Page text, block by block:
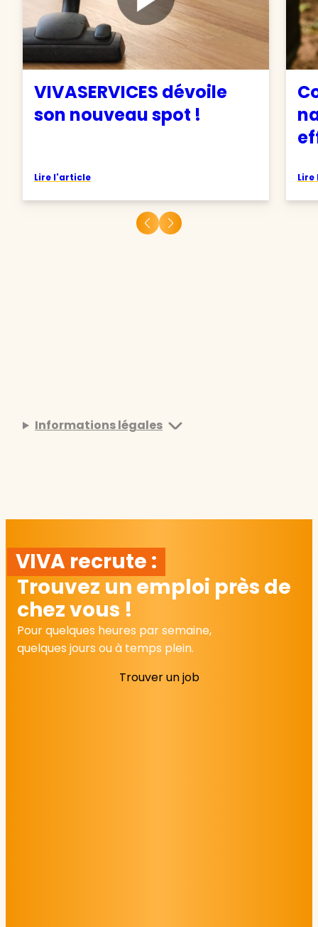
VIVASERVICES dévoile
son nouveau spot !
Lire l'article
Informations légales
VIVA recrute :
Trouvez un emploi près de
chez vous !
Pour quelques heures par semaine,
quelques jours ou à temps plein.
Trouver un job